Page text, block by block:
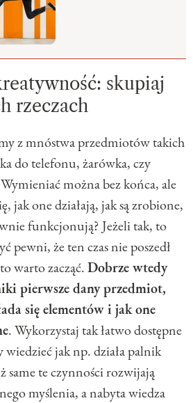
skupiaj
rzeczach
z mnóstwa przedmiotów takich
do telefonu, żarówka, czy
można bez końca, ale
jak one działają, jak są zrobione,
funkcjonują? Jeżeli tak, to
pewni, że ten czas nie poszedł
warto zacząć.Dobrze wtedy
pierwsze dany przedmiot,
się elementów i jak one
. Wykorzystaj tak łatwo dostępne
jak np. działa palnik
same te czynności rozwijają
myślenia, a nabyta wiedza